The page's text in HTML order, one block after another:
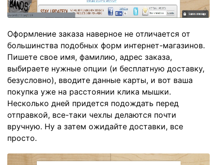
Оформление заказа наверное не отличается от
большинства подобных форм интернет-магазинов.
Пишете свое имя, фамилию, адрес заказа,
выбираете нужные опции (и бесплатную доставку,
безусловно), вводите данные карты, и вот ваша
покупка уже на расстоянии клика мышки.
Несколько дней придется подождать перед
отправкой, все-таки чехлы делаются почти
вручную. Ну а затем ожидайте доставки, все
просто.